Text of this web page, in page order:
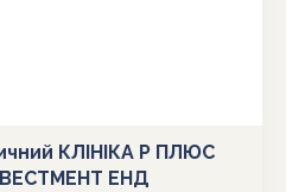
КЛІНІКА Р ПЛЮС
ЕНД